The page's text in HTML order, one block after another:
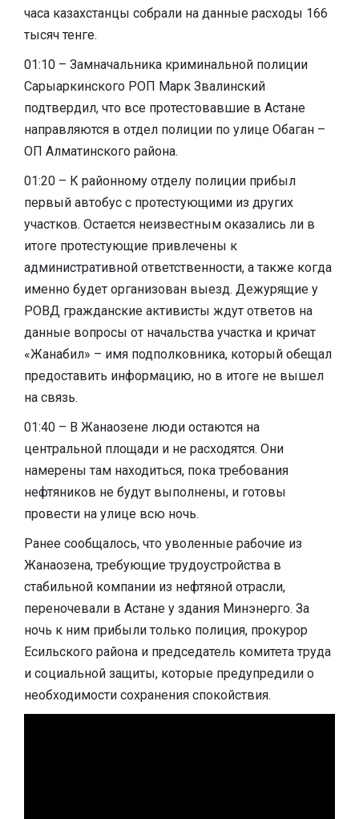
часа казахстанцы собрали на данные расходы 166
тысяч тенге.
01:10 – Замначальника криминальной полиции
Сарыаркинского РОП Марк Звалинский
подтвердил, что все протестовавшие в Астане
направляются в отдел полиции по улице Обаган –
ОП Алматинского района.
01:20 – К районному отделу полиции прибыл
первый автобус с протестующими из других
участков. Остается неизвестным оказались ли в
итоге протестующие привлечены к
административной ответственности, а также когда
именно будет организован выезд. Дежурящие у
РОВД гражданские активисты ждут ответов на
данные вопросы от начальства участка и кричат
«Жанабил» – имя подполковника, который обещал
предоставить информацию, но в итоге не вышел
на связь.
01:40 – В Жанаозене люди остаются на
центральной площади и не расходятся. Они
намерены там находиться, пока требования
нефтяников не будут выполнены, и готовы
провести на улице всю ночь.
Ранее сообщалось, что уволенные рабочие из
Жанаозена, требующие трудоустройства в
стабильной компании из нефтяной отрасли,
переночевали в Астане у здания Минэнерго. За
ночь к ним прибыли только полиция, прокурор
Есильского района и председатель комитета труда
и социальной защиты, которые предупредили о
необходимости сохранения спокойствия.